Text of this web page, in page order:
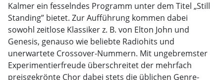
Kalmer ein fesselndes Programm unter dem Titel „Still
Standing” bietet. Zur Aufführung kommen dabei
sowohl zeitlose Klassiker z. B. von Elton John und
Genesis, genauso wie beliebte Radiohits und
unerwartete Crossover-Nummern. Mit ungebremster
Experimentierfreude überschreitet der mehrfach
preisgekrönte Chor dabei stets die üblichen Genre-